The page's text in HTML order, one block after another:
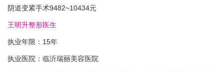
阴道变紧手术9482~10434元
王明升整形医生
执业年限：15年
执业医院：临沂瑞丽美容医院